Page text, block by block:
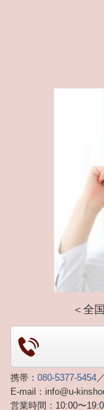
＜全
携帯： 080-5377-5454
E-mail：info@u-
営業時間：10:00〜